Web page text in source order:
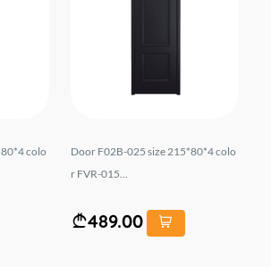
colo
Door F02B-025 size 215*80*4 colo
r FVR-015...
489.00